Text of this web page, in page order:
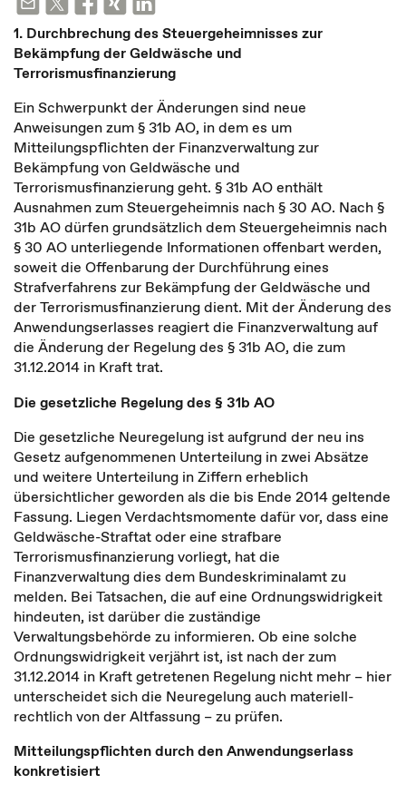
1. Durchbrechung des Steuergeheimnisses zur
Bekämpfung der Geldwäsche und
Terrorismusfinanzierung
Ein Schwerpunkt der Änderungen sind neue
Anweisungen zum § 31b AO, in dem es um
Mitteilungspflichten der Finanzverwaltung zur
Bekämpfung von Geldwäsche und
Terrorismusfinanzierung geht. § 31b AO enthält
Ausnahmen zum Steuergeheimnis nach § 30 AO. Nach §
31b AO dürfen grundsätzlich dem Steuergeheimnis nach
§ 30 AO unterliegende Informationen offenbart werden,
soweit die Offenbarung der Durchführung eines
Strafverfahrens zur Bekämpfung der Geldwäsche und
der Terrorismusfinanzierung dient. Mit der Änderung des
Anwendungserlasses reagiert die Finanzverwaltung auf
die Änderung der Regelung des § 31b AO, die zum
31.12.2014 in Kraft trat.
Die gesetzliche Regelung des § 31b AO
Die gesetzliche Neuregelung ist aufgrund der neu ins
Gesetz aufgenommenen Unterteilung in zwei Absätze
und weitere Unterteilung in Ziffern erheblich
übersichtlicher geworden als die bis Ende 2014 geltende
Fassung. Liegen Verdachtsmomente dafür vor, dass eine
Geldwäsche-Straftat oder eine strafbare
Terrorismusfinanzierung vorliegt, hat die
Finanzverwaltung dies dem Bundeskriminalamt zu
melden. Bei Tatsachen, die auf eine Ordnungswidrigkeit
hindeuten, ist darüber die zuständige
Verwaltungsbehörde zu informieren. Ob eine solche
Ordnungswidrigkeit verjährt ist, ist nach der zum
31.12.2014 in Kraft getretenen Regelung nicht mehr – hier
unterscheidet sich die Neuregelung auch materiell-
rechtlich von der Altfassung – zu prüfen.
Mitteilungspflichten durch den Anwendungserlass
konkretisiert